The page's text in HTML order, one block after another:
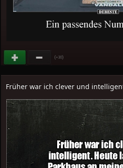
(+30)
Früher war ich clever und